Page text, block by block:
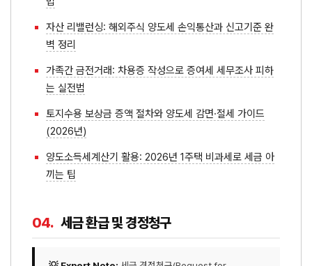
자산 리밸런싱: 해외주식 양도세 손익통산과 신고기준 완
벽 정리
가족간 금전거래: 차용증 작성으로 증여세 세무조사 피하
는 실전법
토지수용 보상금 증액 절차와 양도세 감면·절세 가이드
(2026년)
양도소득세계산기 활용: 2026년 1주택 비과세로 세금 아
끼는 팁
04. 세금 환급 및 경정청구